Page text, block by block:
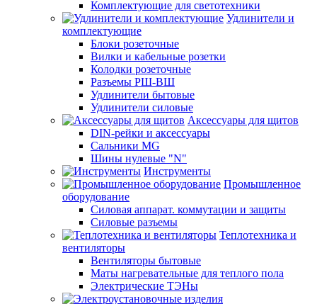
Комплектующие для светотехники
Удлинители и
комплектующие
Блоки розеточные
Вилки и кабельные розетки
Колодки розеточные
Разъемы РШ-ВШ
Удлинители бытовые
Удлинители силовые
Аксессуары для щитов
DIN-рейки и аксессуары
Сальники MG
Шины нулевые "N"
Инструменты
Промышленное
оборудование
Силовая аппарат. коммутации и защиты
Силовые разъемы
Теплотехника и
вентиляторы
Вентиляторы бытовые
Маты нагревательные для теплого пола
Электрические ТЭНы